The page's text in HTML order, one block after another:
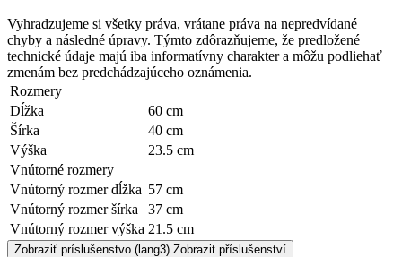
Vyhradzujeme si všetky práva, vrátane práva na nepredvídané
chyby a následné úpravy. Týmto zdôrazňujeme, že predložené
technické údaje majú iba informatívny charakter a môžu podliehať
zmenám bez predchádzajúceho oznámenia.
Rozmery
Dĺžka
60 cm
Šírka
40 cm
Výška
23.5 cm
Vnútorné rozmery
Vnútorný rozmer dĺžka 57 cm
Vnútorný rozmer šírka
37 cm
Vnútorný rozmer výška 21.5 cm
Zobraziť príslušenstvo (lang3) Zobrazit příslušenství